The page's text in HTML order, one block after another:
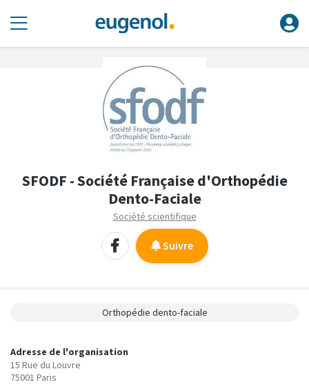
SFODF - Société Française d'Orthopédie
Dento-Faciale
Société scientifique
Suivre
Orthopédie dento-faciale
Adresse de l'organisation
15 Rue du Louvre
75001 Paris